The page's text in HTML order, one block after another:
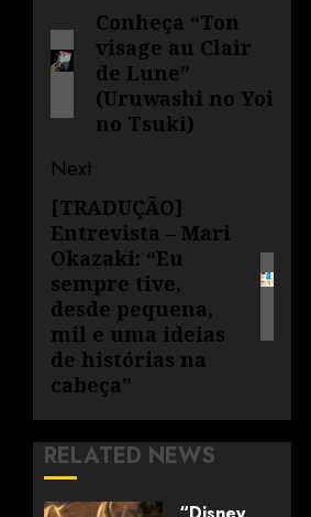
Conheça “Ton
visage au Clair
de Lune”
(Uruwashi no Yoi
no Tsuki)
Next
[TRADUÇÃO]
Entrevista – Mari
Okazaki: “Eu
sempre tive,
desde pequena,
mil e uma ideias
de histórias na
cabeça”
RELATED NEWS